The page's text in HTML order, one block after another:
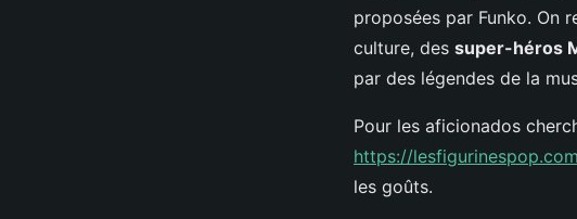
proposées par Funko. On
culture, des super-héros
par des légendes de la
Pour les aficionados
https://lesfigurinespop.com
les goûts.